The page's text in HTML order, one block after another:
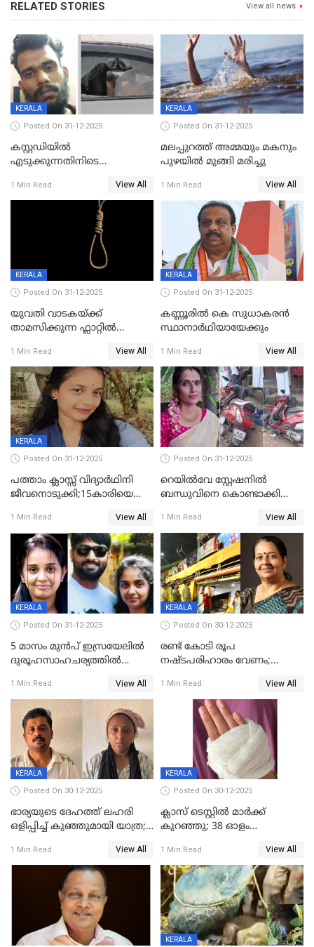
RELATED STORIES View all news
KERALA
Posted On 31-12-2025
കസ്റ്റഡിയിൽ
എടുക്കുന്നതിനിടെ
വധശ്രമക്കേസ് പ്രതി പിടിയിൽ
1 Min Read View All
KERALA
Posted On 31-12-2025
മലപ്പുറത്ത് അമ്മയും മകനും
പുഴയിൽ മുങ്ങി മരിച്ചു
1 Min Read View All
KERALA
Posted On 31-12-2025
യുവതി വാടകയ്ക്ക്
താമസിക്കുന്ന ഫ്ലാറ്റില്‍
സംഭവം കൈതപ്പൊയിലില്‍
1 Min Read View All
KERALA
Posted On 31-12-2025
കണ്ണൂരിൽ കെ സുധാകരൻ
സ്ഥാനാർഥിയായേക്കും
1 Min Read View All
KERALA
Posted On 31-12-2025
പത്താം ക്ലാസ്സ് വിദ്യാര്‍ഥിനി
ജീവനൊടുക്കി;15കാരിയെ
കിടപ്പുമുറിയില്‍ തൂങ്ങി മരിച്ച
നിലയിൽ
1 Min Read View All
Posted On 31-12-2025
റെയിൽവേ സ്റ്റേഷനിൽ
ബന്ധുവിനെ കൊണ്ടാക്കി
ലോറി സ്കൂട്ടറിൽ ഇടിച്ചു :
യുവതിക്ക് ദാരുണാന്ത്യം
1 Min Read View All
KERALA
Posted On 31-12-2025
5 മാസം മുൻപ് ഇസ്രയേലിൽ
ദുരൂഹസാഹചര്യത്തിൽ
മലയാളി യുവാവിന്റെ ഭാര്യയും
മരിച്ചു
1 Min Read View All
KERALA
Posted On 30-12-2025
രണ്ട് കോടി രൂപ
നഷ്ടപരിഹാരം വേണം;
നോട്ടീസയച്ച് ഉമാ തോമസ്
1 Min Read View All
KERALA
Posted On 30-12-2025
ഭാര്യയുടെ ദേഹത്ത് ലഹരി
ഒളിപ്പിച്ച് കുഞ്ഞുമായി യാത്ര;
പിടികൂടി പൊലീസ്
1 Min Read View All
KERALA
Posted On 30-12-2025
ക്ലാസ് ടെസ്റ്റിൽ മാർക്ക്
കുറഞ്ഞു; 38 ഓളം
സെന്ററിലെ അധ്യാപകന്‍
മർദിച്ചതായി പരാതി
1 Min Read View All
KERALA